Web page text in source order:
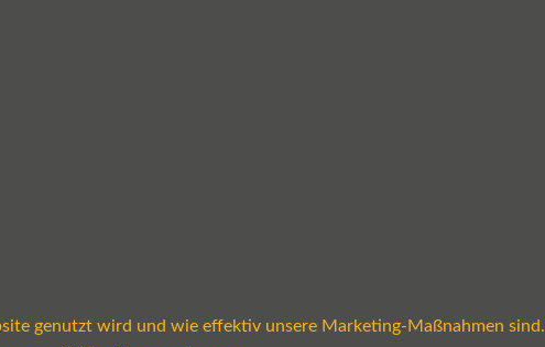
genutzt wird und wie effektiv unsere Marketing-Maßnahmen sind.